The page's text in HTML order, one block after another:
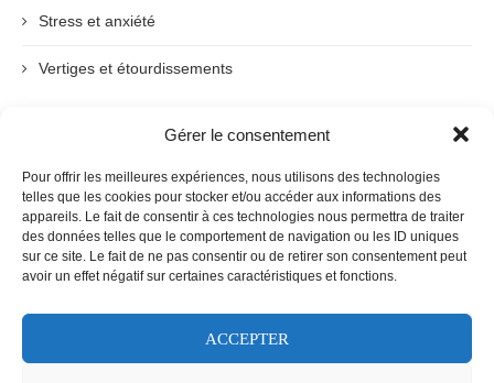
Gérer le consentement
Pour offrir les meilleures expériences, nous utilisons des technologies
telles que les cookies pour stocker et/ou accéder aux informations des
appareils. Le fait de consentir à ces technologies nous permettra de traiter
des données telles que le comportement de navigation ou les ID uniques
sur ce site. Le fait de ne pas consentir ou de retirer son consentement peut
avoir un effet négatif sur certaines caractéristiques et fonctions.
ACCEPTER
Stress et anxiété
Vertiges et étourdissements